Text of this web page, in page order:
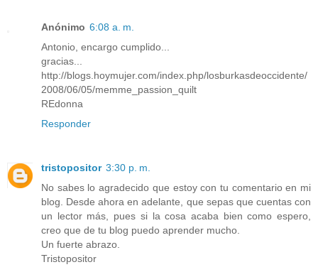
Anónimo 6:08 a. m.
Antonio, encargo cumplido...
gracias...
http://blogs.hoymujer.com/index.php/losburkasdeoccidente/
2008/06/05/memme_passion_quilt
REdonna
Responder
tristopositor 3:30 p. m.
No sabes lo agradecido que estoy con tu comentario en mi
blog. Desde ahora en adelante, que sepas que cuentas con
un lector más, pues si la cosa acaba bien como espero,
creo que de tu blog puedo aprender mucho.
Un fuerte abrazo.
Tristopositor